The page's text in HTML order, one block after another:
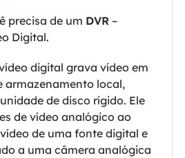
precisa de um DVR –
Digital.
digital grava vídeo em
armazenamento local,
de disco rígido. Ele
de vídeo analógico ao
de uma fonte digital e
a uma câmera analógica